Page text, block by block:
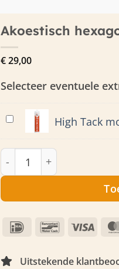
Akoestisch
€29,00
Selecteer eventuele
High
Tack
montagekit
High Tack
Akoestisch hexagon
IDeal Bancontact
Visa
Uitstekende